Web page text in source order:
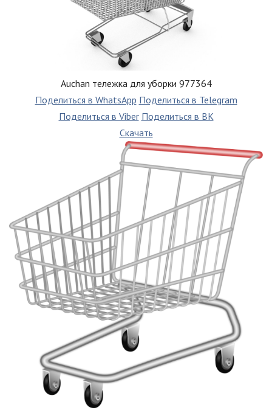
Auchan тележка для уборки 977364
Поделиться в WhatsApp Поделиться в Telegram
Поделиться в Viber Поделиться в ВК
Скачать